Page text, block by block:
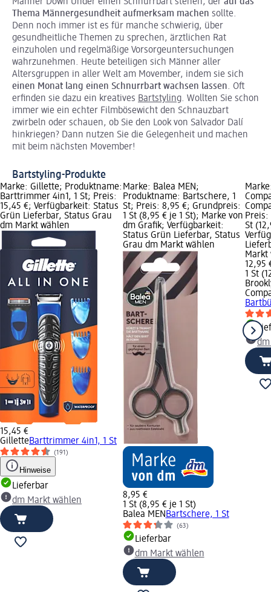
Männer Down Under einen Schnurrbart stehen, der auf das
Thema Männergesundheit aufmerksam machen sollte.
Denn noch immer ist es für manche schwierig, über
gesundheitliche Themen zu sprechen, ärztlichen Rat
einzuholen und regelmäßige Vorsorgeuntersuchungen
wahrzunehmen. Heute beteiligen sich Männer aller
Altersgruppen in aller Welt am Movember, indem sie sich
einen Monat lang einen Schnurrbart wachsen lassen. Oft
erfinden sie dazu ein kreatives Bartstyling. Wollten Sie schon
immer wie ein echter Filmbösewicht den Schnauzbart
zwirbeln oder schauen, ob Sie den Look von Salvador Dalí
hinkriegen? Dann nutzen Sie die Gelegenheit und machen
mit beim nächsten Movember!
Bartstyling-Produkte
Marke: Gillette; Produktname:
Barttrimmer 4in1, 1 St; Preis:
15,45 €; Verfügbarkeit: Status
Grün Lieferbar, Status Grau
dm Markt wählen
15,45 €
GilletteBarttrimmer 4in1, 1 St
(191)
Hinweise
Lieferbar
dm Markt wählen
Marke: Balea MEN;
Produktname: Bartschere, 1
St; Preis: 8,95 €; Grundpreis:
1 St (8,95 € je 1 St); Marke von
dm Grafik; Verfügbarkeit:
Status Grün Lieferbar, Status
Grau dm Markt wählen
8,95 €
1 St (8,95 € je 1 St)
Balea MENBartschere, 1 St
(63)
Lieferbar
dm Markt wählen
Preis:
St
Markt
12,95
1 St